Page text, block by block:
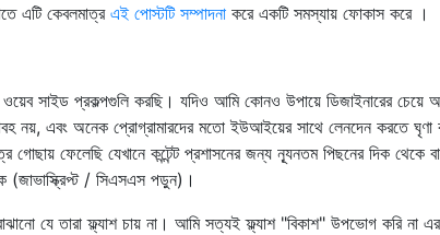
এটি কেবলমাত্রএই পোস্টটি সম্পাদনা করে একটি সমস্যায় ফোকাস করে ।
ওয়েব সাইড প্রকল্পগুলি করছি। যদিও আমি কোনও উপায়ে ডিজাইনারের চেয়ে
নয়, এবং অনেক প্রোগ্রামারদের মতো ইউআইয়ের সাথে লেনদেন করতে ঘৃণা
ফেলেছি যেখানে কন্টেন্ট প্রশাসনের জন্য ন্যূনতম পিছনের দিক থেকে
(জাভাস্ক্রিপ্ট / সিএসএস পড়ুন)।
যে তারা ফ্ল্যাশ চায় না। আমি সত্যই ফ্ল্যাশ "বিকাশ" উপভোগ করি না এর